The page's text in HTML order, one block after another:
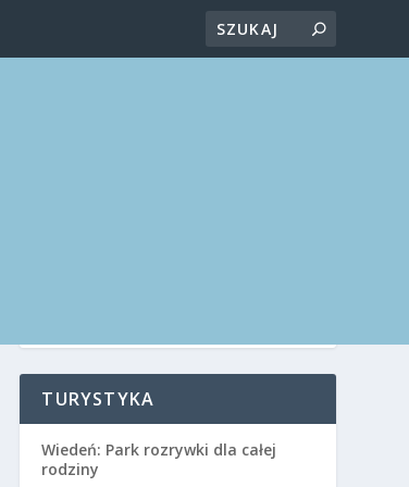
TURYSTYKA
Wiedeń: Park rozrywki dla całej
rodziny